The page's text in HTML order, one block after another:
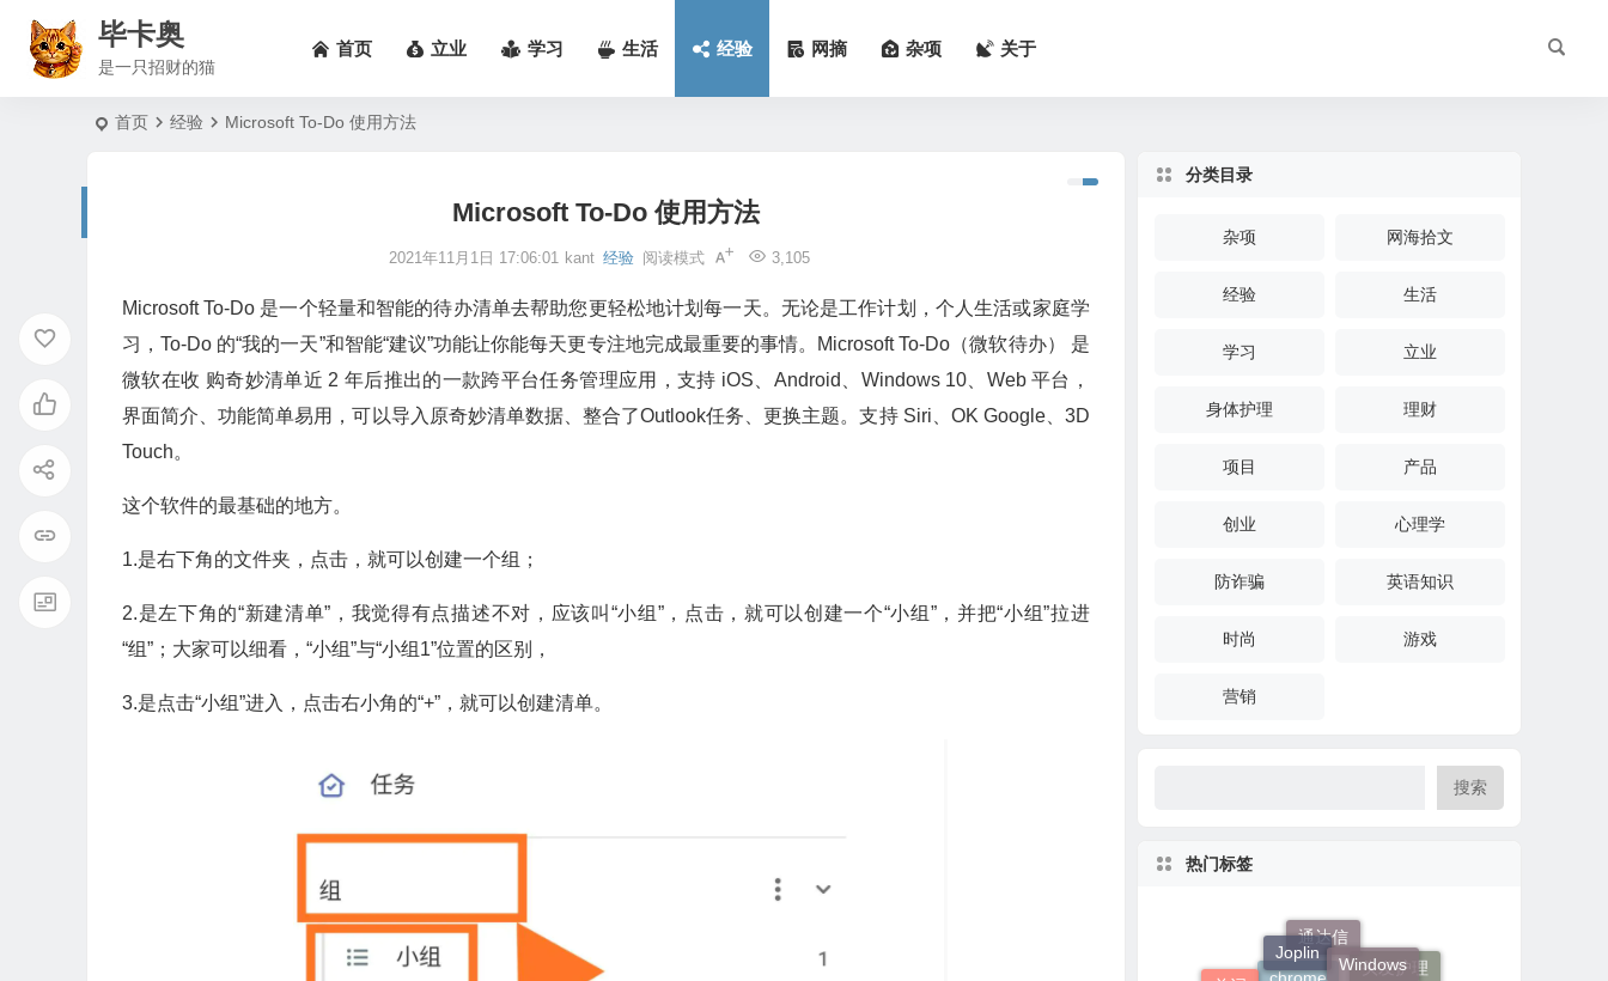
毕卡奥
是一只招财的猫
首页 立业 学习 生活 经验 网摘 杂项 关于
首页 经验 Microsoft To-Do 使用方法
Microsoft To-Do 使用方法
2021年11月1日 17:06:01 kant 经验 3,105
阅读模式
Microsoft To-Do 是一个轻量和智能的待办清单去帮助您更轻松地计划每一天。无论是工作计划，个人生活或家庭学
习，To-Do 的“我的一天”和智能“建议”功能让你能每天更专注地完成最重要的事情。Microsoft To-Do（微软待办） 是
微软在收 购奇妙清单近 2 年后推出的一款跨平台任务管理应用，支持 iOS、Android、Windows 10、Web 平台，
界面简介、功能简单易用，可以导入原奇妙清单数据、整合了Outlook任务、更换主题。支持 Siri、OK Google、3D
Touch。
这个软件的最基础的地方。
1.是右下角的文件夹，点击，就可以创建一个组；
2.是左下角的“新建清单”，我觉得有点描述不对，应该叫“小组”，点击，就可以创建一个“小组”，并把“小组”拉进
“组”；大家可以细看，“小组”与“小组1”位置的区别，
3.是点击“小组”进入，点击右小角的“+”，就可以创建清单。
分类目录
杂项 网海拾文
经验 生活
学习 立业
身体护理 理财
项目 产品
创业 心理学
防诈骗 英语知识
时尚 游戏
营销
搜索
热门标签
通达信
Joplin Windows
厨艺